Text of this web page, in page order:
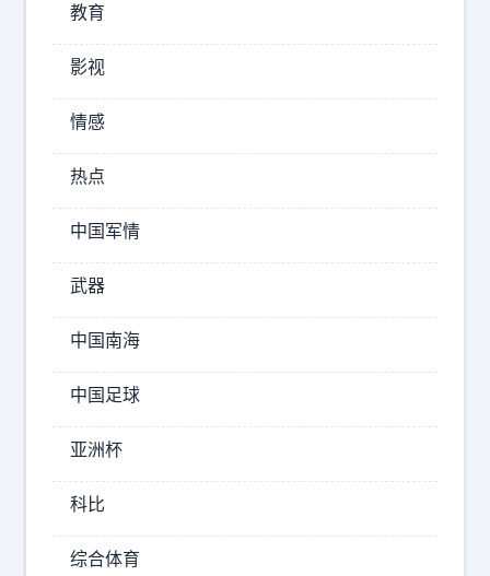
天
了
滤
镜
，
原
来
这
才
是
教育
影视
情感
热点
中国军情
武器
中国南海
中国足球
亚洲杯
科比
综合体育